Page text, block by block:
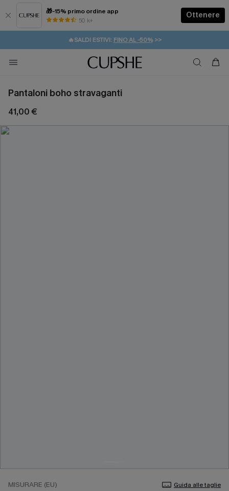
🎁-15% primo ordine app
50 k+
Ottenere
⚡️-15% SUGLI ESSENZIALI DA VACANZA | ACQUISTA
🔥SALDI ESTIVI: FINO AL -50%>>
🚚SPEDIZIONE GRATUITA DA 49€
💌REGALO PER I NUOVI: 20% DI SCONTO*
Pantaloni boho stravaganti
41,00 €
MISURARE (EU) Guida alle taglie